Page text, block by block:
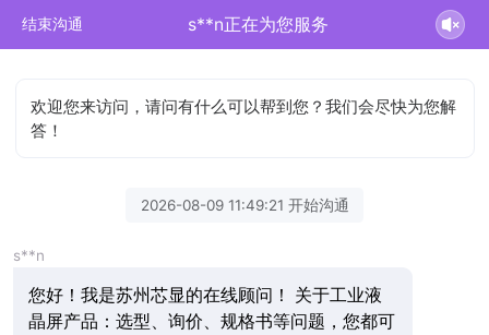
结束沟通 s**n正在为您服务
欢迎您来访问，请问有什么可以帮到您？我们会尽快为您解
答！
2026-08-09 11:49:21 开始沟通
s**n
您好！我是苏州芯显的在线顾问！ 关于工业液
晶屏产品：选型、询价、规格书等问题，您都可